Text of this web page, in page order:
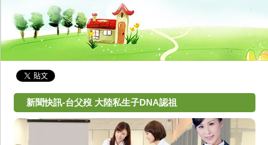
新聞快訊-台父歿 大陸私生子DNA認祖